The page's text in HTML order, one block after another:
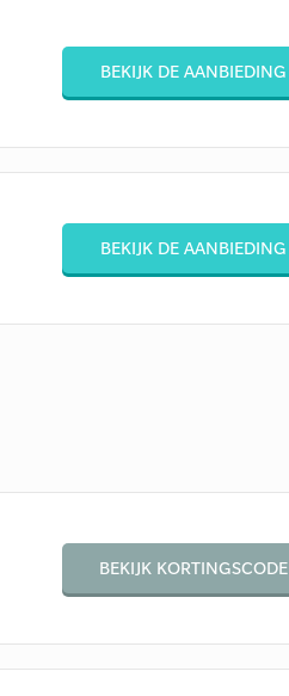
BEKIJK DE AANBIEDING
BEKIJK DE AANBIEDING
BEKIJK KORTINGSCODE